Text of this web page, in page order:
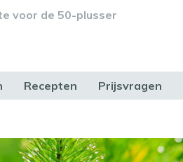
voor de 50-plusser
Recepten Prijsvragen